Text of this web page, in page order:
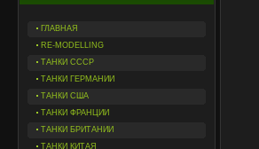
ГЛАВНАЯ
RE-MODELLING
ТАНКИ СССР
ТАНКИ ГЕРМАНИИ
ТАНКИ США
ТАНКИ ФРАНЦИИ
ТАНКИ БРИТАНИИ
ТАНКИ КИТАЯ